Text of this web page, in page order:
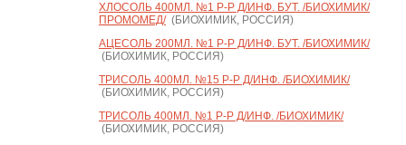
ХЛОСОЛЬ 400МЛ. №1 Р-Р Д/ИНФ. БУТ. /БИОХИМИК/
ПРОМОМЕД/(БИОХИМИК, РОССИЯ)
АЦЕСОЛЬ 200МЛ. №1 Р-Р Д/ИНФ. БУТ. /БИОХИМИК/
(БИОХИМИК, РОССИЯ)
ТРИСОЛЬ 400МЛ. №15 Р-Р Д/ИНФ. /БИОХИМИК/
(БИОХИМИК, РОССИЯ)
ТРИСОЛЬ 400МЛ. №1 Р-Р Д/ИНФ. /БИОХИМИК/
(БИОХИМИК, РОССИЯ)